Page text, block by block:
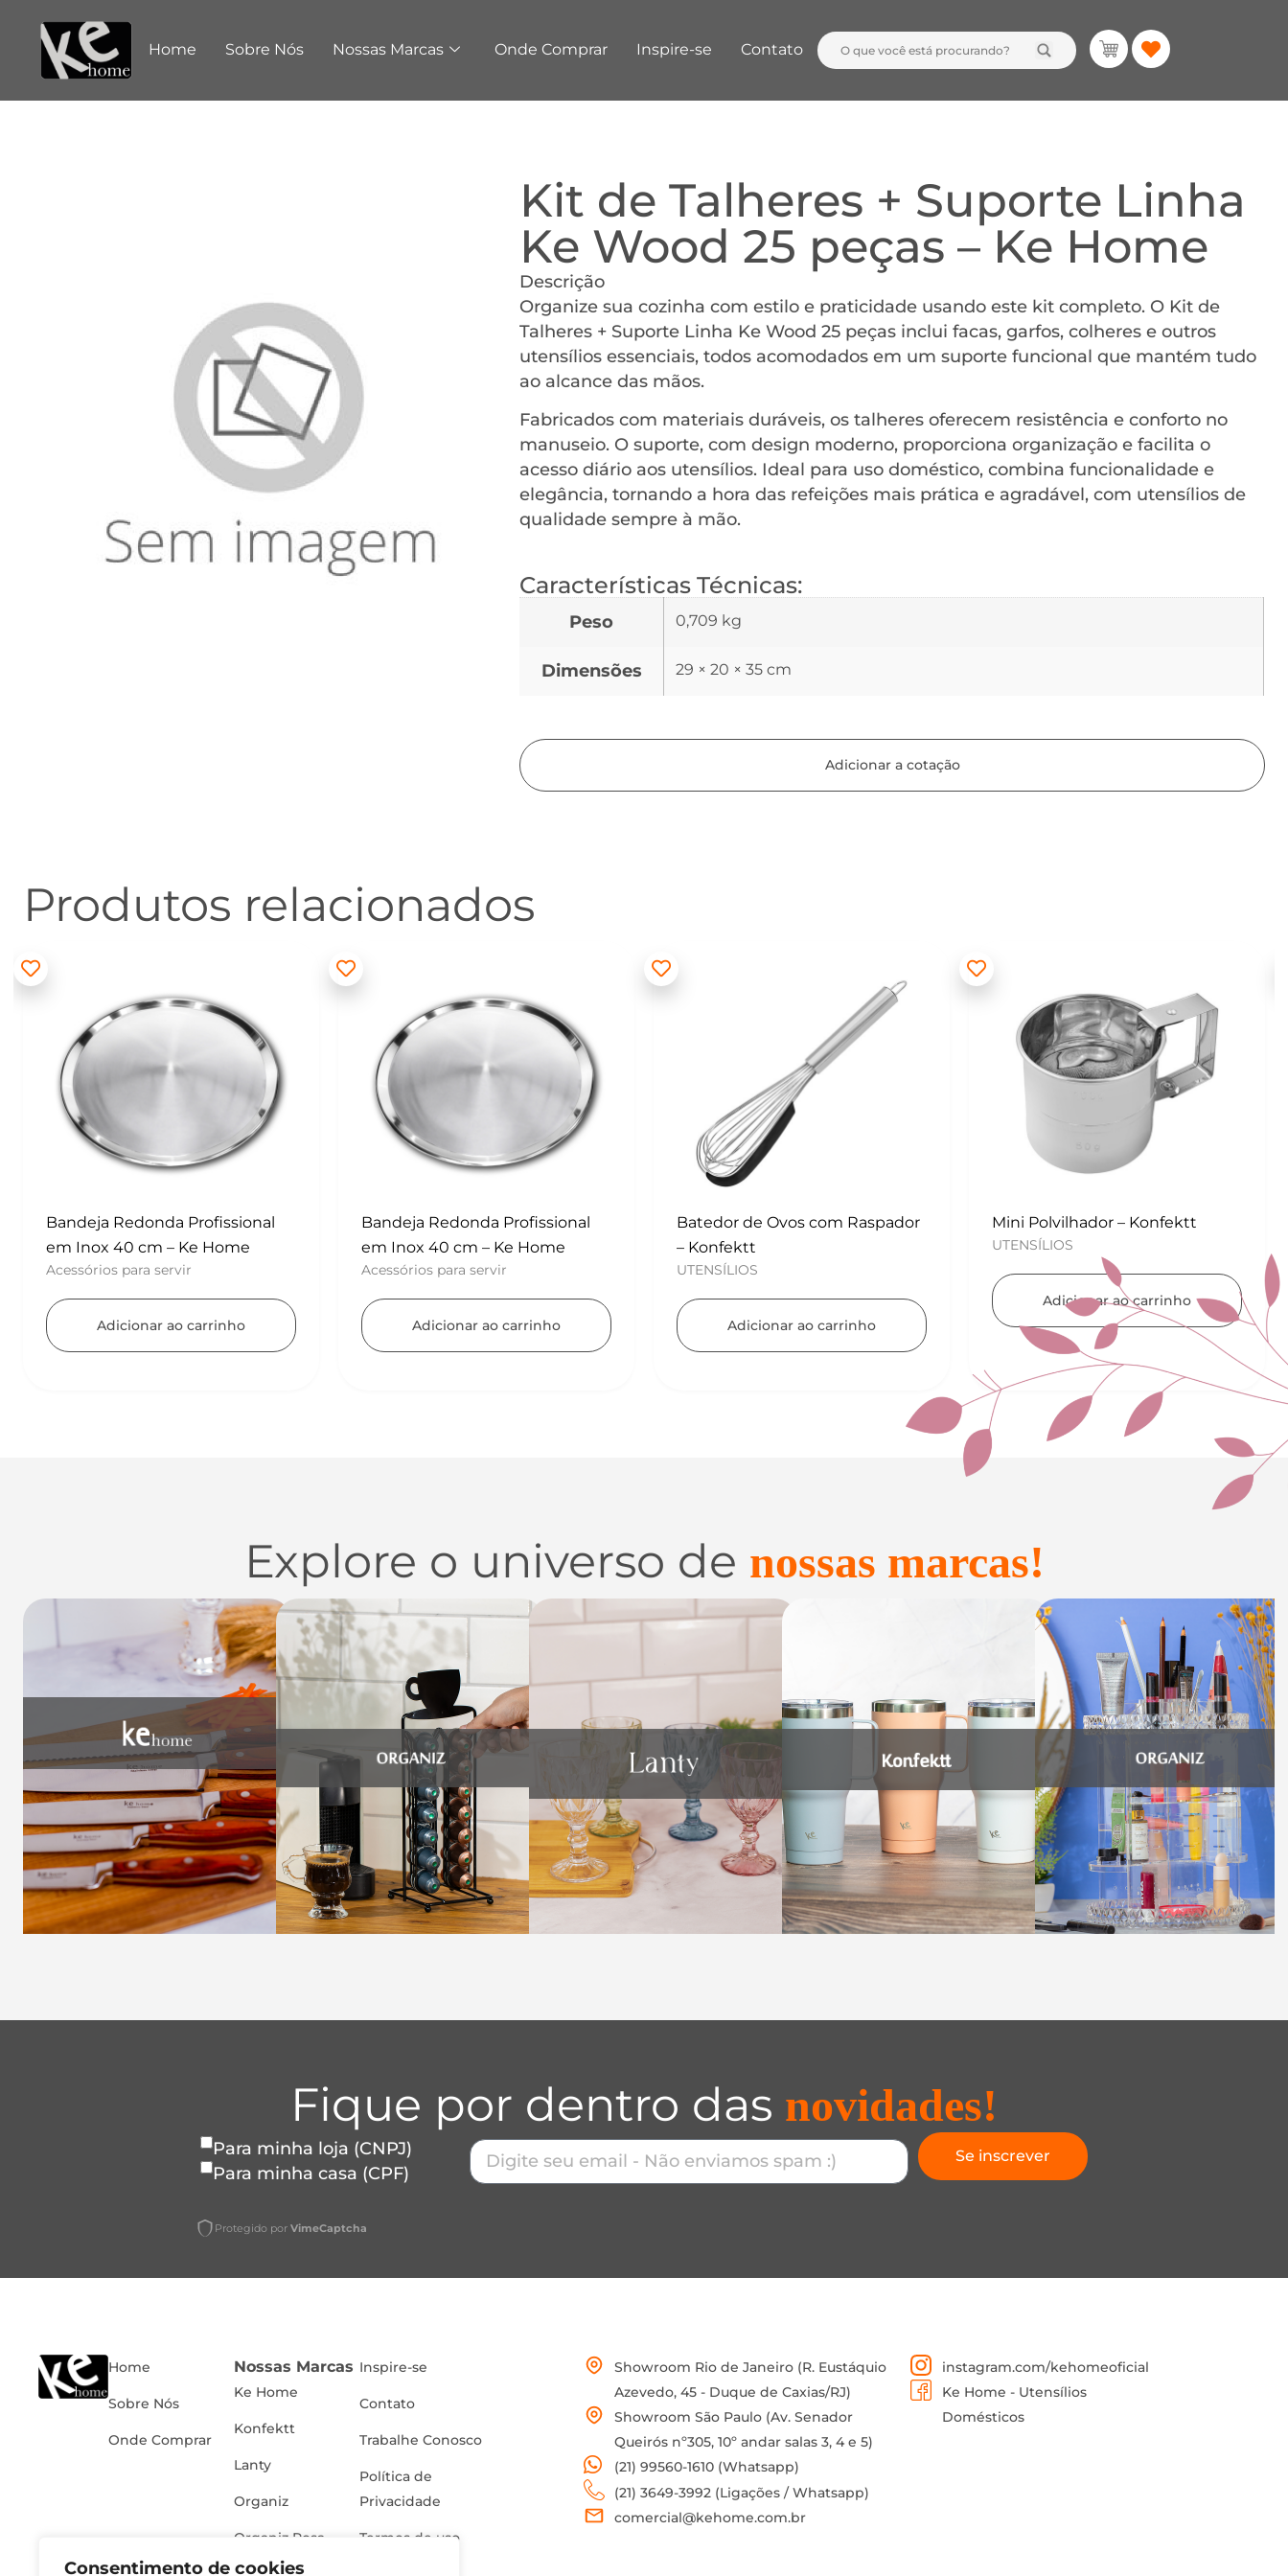
Consentimento de cookies
Home Sobre Nós Nossas Marcas Onde Comprar Inspire-se Contato
Kit de Talheres + Suporte Linha
Ke Wood 25 peças – Ke Home
Descrição
Organize sua cozinha com estilo e praticidade usando este kit completo. O Kit de
Talheres + Suporte Linha Ke Wood 25 peças inclui facas, garfos, colheres e outros
utensílios essenciais, todos acomodados em um suporte funcional que mantém tudo
ao alcance das mãos.
Fabricados com materiais duráveis, os talheres oferecem resistência e conforto no
manuseio. O suporte, com design moderno, proporciona organização e facilita o
acesso diário aos utensílios. Ideal para uso doméstico, combina funcionalidade e
elegância, tornando a hora das refeições mais prática e agradável, com utensílios de
qualidade sempre à mão.
Características Técnicas:
Peso 0,709 kg
Dimensões 29 × 20 × 35 cm
Adicionar a cotação
Produtos relacionados
Bandeja Redonda Profissional
em Inox 40 cm – Ke Home
Acessórios para servir
Adicionar ao carrinho
Batedor de Ovos com Raspador
– Konfektt
UTENSÍLIOS
Adicionar ao carrinho
Mini Polvilhador – Konfektt
UTENSÍLIOS
Adicionar ao carrinho
Kit para Copos de Massa 2 peças
– Konfektt
UTENSÍLIOS
Adicionar ao carrinho
Explore o universo de nossas marcas!
Utensílios do Lar
Casa e
Organização
Vidro
Acessórios
inteligentes
Fique por dentro das novidades!
Para minha loja (CNPJ)
Para minha casa (CPF)
Se inscrever
Protegido por VimeCaptcha
Home
Sobre Nós
Onde Comprar
Nossas Marcas
Ke Home
Konfektt
Lanty
Organiz
Organiz Rosa
Inspire-se
Contato
Trabalhe Conosco
Política de
Privacidade
Termos de uso
Showroom Rio de Janeiro (R. Eustáquio
Azevedo, 45 - Duque de Caxias/RJ)
Showroom São Paulo (Av. Senador
Queirós nº305, 10º andar salas 3, 4 e 5)
(21) 99560-1610 (Whatsapp)
(21) 3649-3992 (Ligações / Whatsapp)
comercial@kehome.com.br
instagram.com/kehomeoficial
Ke Home - Utensílios
Domésticos